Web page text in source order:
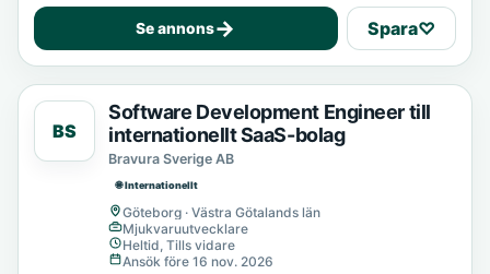
Se annons→ Spara♡
BS
Software Development Engineer till
internationellt SaaS-bolag
Bravura Sverige AB
🌐 Internationellt
Göteborg · Västra Götalands län
Mjukvaruutvecklare
Heltid, Tills vidare
Ansök före 16 nov. 2026